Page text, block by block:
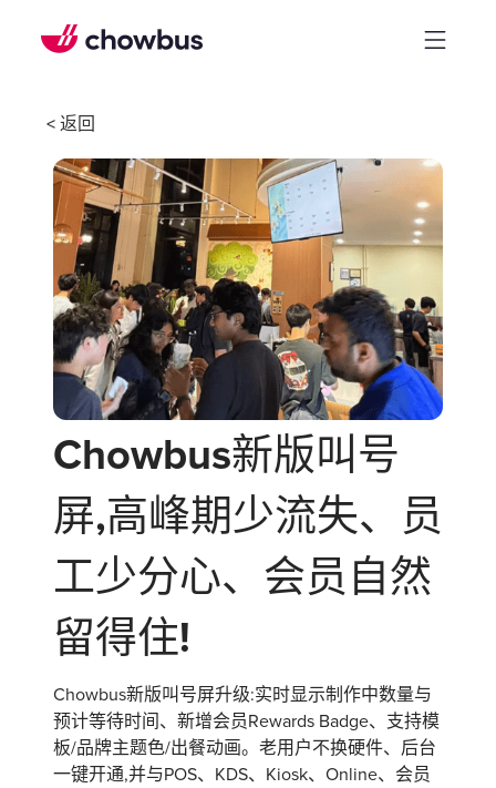
< 返回
Chowbus新版叫号
屏,高峰期少流失、员
工少分心、会员自然
留得住!
Chowbus新版叫号屏升级:实时显示制作中数量与
预计等待时间、新增会员Rewards Badge、支持模
板/品牌主题色/出餐动画。老用户不换硬件、后台
一键开通,并与POS、KDS、Kiosk、Online、会员